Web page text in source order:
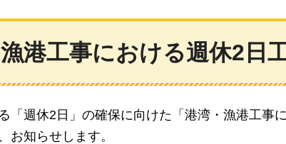
漁港工事における週休2日
「週休2日」の確保に向けた「港湾・漁港工事
お知らせします。